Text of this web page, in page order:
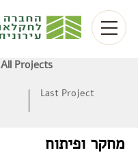
All Projects
Last Project
מחקר ופיתוח